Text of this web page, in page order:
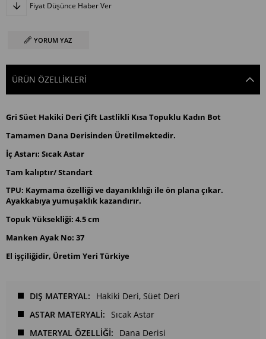
Fiyat Düşünce Haber Ver
YORUM YAZ
ÜRÜN ÖZELLIKLERI
Gri Süet Hakiki Deri Çift Lastlikli Kısa Topuklu Kadın Bot
Tamamen Dana Derisinden Üretilmektedir.
İç Astarı: Sıcak Astar
Tam kalıptır/ Standart
TPU: Kaymama özelliği ve dayanıklılığı ile ön plana çıkar.
Ayakkabıya yumuşaklık kazandırır.
Topuk Yüksekliği: 4.5 cm
Manken Ayak No: 37
El işçiliğidir, Üretim Yeri Türkiye
DIŞ MATERYAL Hakiki Deri Süet Deri
ASTAR MATERYALİ
Sıcak Astar
MATERYAL ÖZELLİĞİ
Dana Derisi